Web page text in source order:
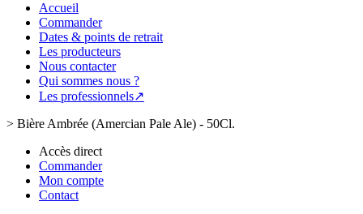
Accueil
Commander
Dates & points de retrait
Les producteurs
Nous contacter
Qui sommes nous ?
Les professionnels↗
> Bière Ambrée (Amercian Pale Ale) - 50Cl.
Accès direct
Commander
Mon compte
Contact